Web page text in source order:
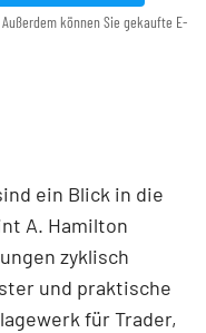
können Sie gekaufte E-
ein Blick in die
A. Hamilton
zyklisch
und praktische
für Trader,